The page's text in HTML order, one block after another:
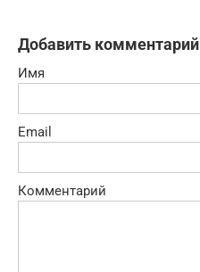
Добавить комментарий
Имя
Email
Комментарий